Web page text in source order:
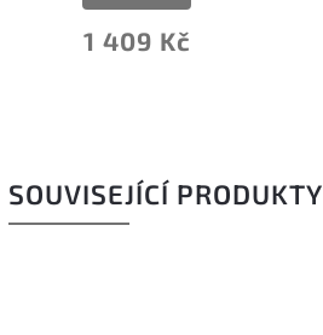
1 409 Kč
SOUVISEJÍCÍ PRODUKTY